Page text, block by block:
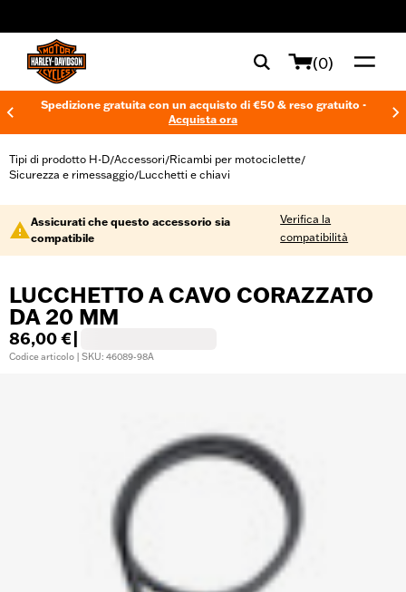
(0)
Spedizione gratuita con un acquisto di €50 & reso gratuito -
Acquista ora
Tipi di prodotto H-D/Accessori/Ricambi per motociclette/
Sicurezza e rimessaggio/Lucchetti e chiavi
Assicurati che questo accessorio sia
compatibile
Verifica la
compatibilità
LUCCHETTO A CAVO CORAZZATO
DA 20 MM
86,00 €
Codice articolo | SKU: 46089-98A